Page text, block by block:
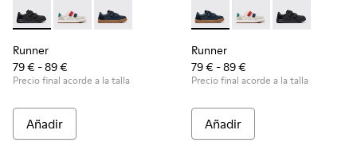
Runner - K800652-001 - Zapatillas de piel y nobuk negras
Runner - K800652-007
Runner - K800652-003 - Zapatillas infantiles
Runner
79 € - 89 €
Precio final acorde a la talla
Añadir
Runner - K800652-003 -
Runner - K800652-
Runner -
Runner
79 € - 89 €
Precio final acorde a la talla
Añadir